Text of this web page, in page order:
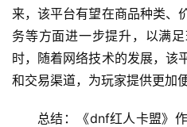
来，该平台有望在商品种类、
务等方面进一步提升，以满
时，随着网络技术的发展，该
和交易渠道，为玩家提供更加
总结：《dnf红人卡盟》